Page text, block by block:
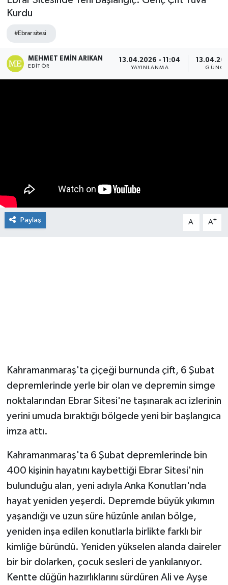
Kurdu
#Ebrar sitesi
MEHMET EMIN ARIKAN
EDITÖR
13.04.2026 - 11:04
YAYINLANMA
Paylaş A- A+
Kahramanmaraş'ta çiçeği burnunda çift, 6 Şubat
depremlerinde yerle bir olan ve depremin simge
noktalarından Ebrar Sitesi'ne taşınarak acı izlerinin
yerini umuda bıraktığı bölgede yeni bir başlangıca
imza attı.
Kahramanmaraş'ta 6 Şubat depremlerinde bin
400 kişinin hayatını kaybettiği Ebrar Sitesi'nin
bulunduğu alan, yeni adıyla Anka Konutları'nda
hayat yeniden yeşerdi. Depremde büyük yıkımın
yaşandığı ve uzun süre hüzünle anılan bölge,
yeniden inşa edilen konutlarla birlikte farklı bir
kimliğe büründü. Yeniden yükselen alanda daireler
bir bir dolarken, çocuk sesleri de yankılanıyor.
Kentte düğün hazırlıklarını sürdüren Ali ve Ayşe